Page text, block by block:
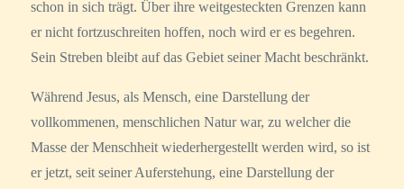
schon in sich trägt. Über ihre weitgesteckten Grenzen kann
er nicht fortzuschreiten hoffen, noch wird er es begehren.
Sein Streben bleibt auf das Gebiet seiner Macht beschränkt.
Während Jesus, als Mensch, eine Darstellung der
vollkommenen, menschlichen Natur war, zu welcher die
Masse der Menschheit wiederhergestellt werden wird, so ist
er jetzt, seit seiner Auferstehung, eine Darstellung der